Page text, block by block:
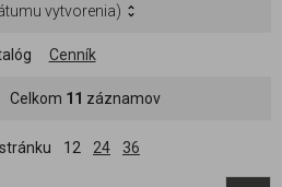
vytvorenia)
Cenník
Celkom 11 záznamov
12 24 36